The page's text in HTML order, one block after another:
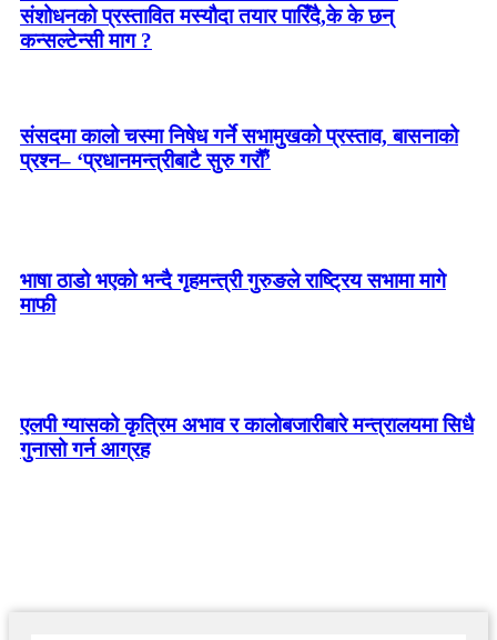
संशोधनको प्रस्तावित मस्यौदा तयार पारिँदै,के के छन्
कन्सल्टेन्सी माग ?
संसदमा कालो चस्मा निषेध गर्ने सभामुखको प्रस्ताव, बासनाको
प्रश्न– ‘प्रधानमन्त्रीबाटै सुरु गरौँ’
भाषा ठाडो भएको भन्दै गृहमन्त्री गुरुङले राष्ट्रिय सभामा मागे
माफी
एलपी ग्यासको कृत्रिम अभाव र कालोबजारीबारे मन्त्रालयमा सिधै
गुनासो गर्न आग्रह